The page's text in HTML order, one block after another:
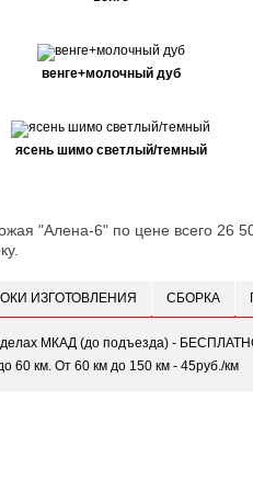
венге+молочный дуб
ясень шимо светлый/темный
"Алена-6" по цене всего 26
ИЗГОТОВЛЕНИЯ СБОРКА
МКАД (до подъезда) -
60 км. От 60 км до 150 км - 45руб./км